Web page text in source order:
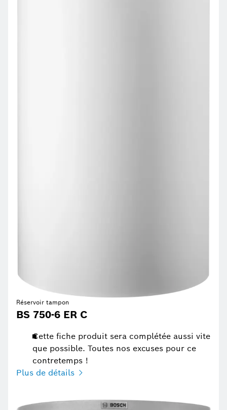
Réservoir tampon
BS 750-6 ER C
Cette fiche produit sera complétée aussi vite
que possible. Toutes nos excuses pour ce
contretemps !
Plus de détails